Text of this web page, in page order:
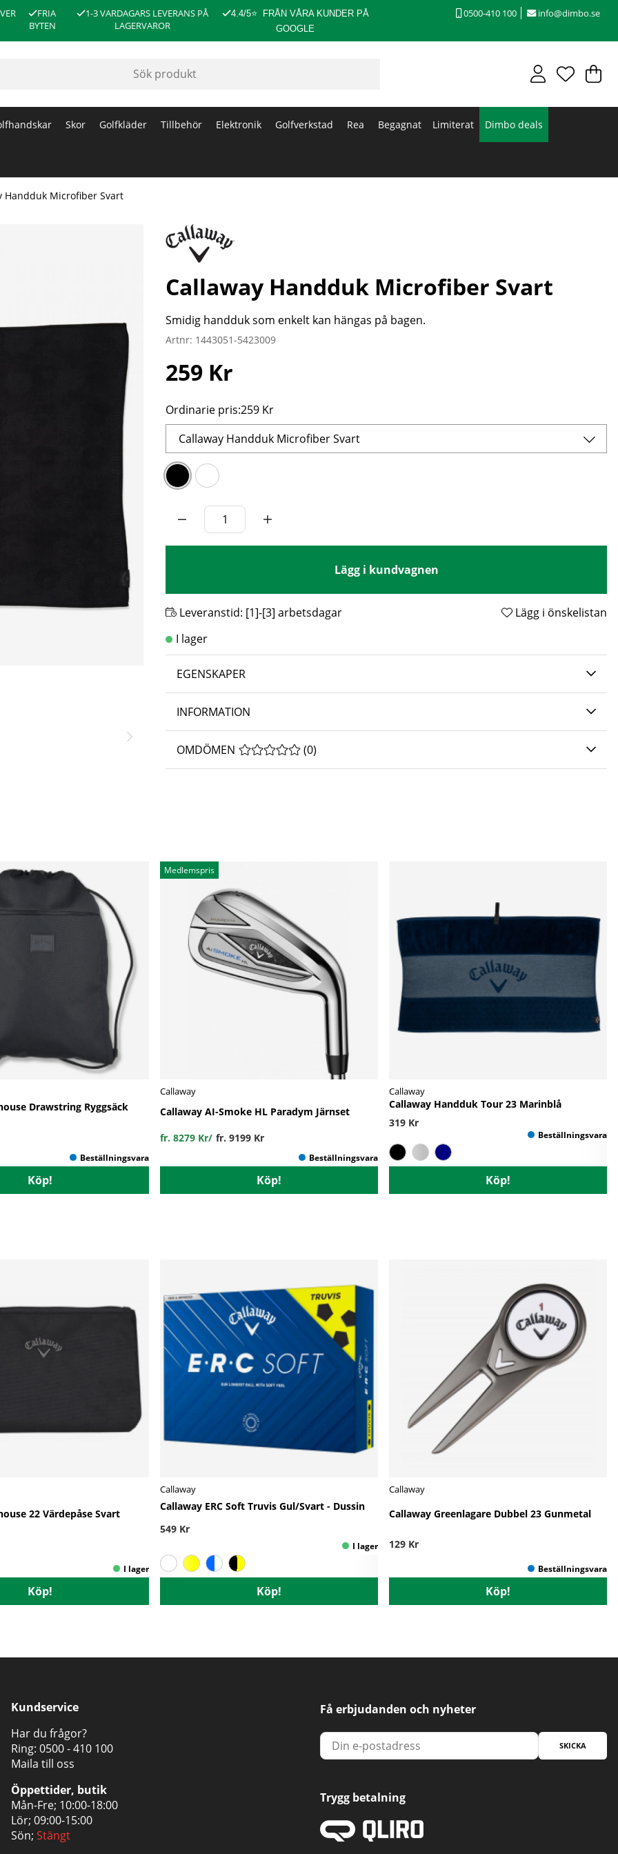
FRIA
BYTEN
1-3 VARDAGARS LEVERANS PÅ
LAGERVAROR
4.4/5⭐
FRÅN VÅRA KUNDER PÅ
GOOGLE
0500-410 100 info@dimbo.se
.
Skor Golfkläder Tillbehör Elektronik Golfverkstad Rea Begagnat Limiterat Dimbo deals
Handduk Microfiber Svart
Callaway Handduk Microfiber Svart
Smidig handduk som enkelt kan hängas på bagen.
Artnr: 1443051-5423009
259 Kr
Ordinarie pris:259 Kr
Callaway Handduk Microfiber Svart
Lägg i kundvagnen
Leveranstid: [1]-[3] arbetsdagar Lägg i önskelistan
EGENSKAPER
INFORMATION
OMDÖMEN MEDELBETYG 0 AV 5 ANTAL BETYG 0
(0)
Drawstring Ryggsäck
Köp!
Medlemspris
Callaway
Callaway AI-Smoke HL Paradym Järnset
/
fr. 8279 Kr fr. 9199 Kr
Köp!
Callaway
Callaway Handduk Tour 23 Marinblå
319 Kr
Köp!
22 Värdepåse Svart
Köp!
Callaway
Callaway ERC Soft Truvis Gul/Svart - Dussin
549 Kr
Köp!
Callaway
Callaway Greenlagare Dubbel 23 Gunmetal
129 Kr
Köp!
Kundservice
Har du frågor?
Ring: 0500 - 410 100
Maila till oss
Öppettider, butik
Mån-Fre; 10:00-18:00
Lör; 09:00-15:00
Sön; Stängt
Få erbjudanden och nyheter
SKICKA
Trygg betalning